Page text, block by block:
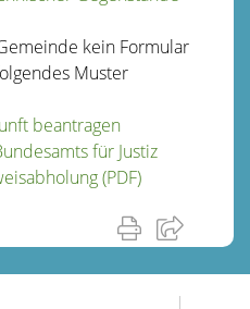
kein Formular
Muster
beantragen
für Justiz
(PDF)